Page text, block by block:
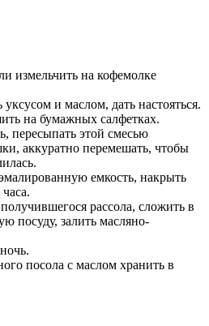
измельчить на кофемолке
и маслом, дать настояться.
на бумажных салфетках.
пересыпать этой смесью
аккуратно перемешать, чтобы
емкость, накрыть
рассола, сложить в
посуду, залить масляно-
посола с маслом хранить в